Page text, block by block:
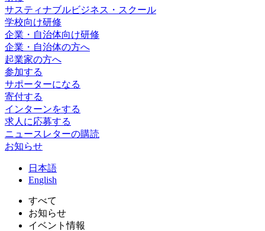
サスティナブルビジネス・スクール
学校向け研修
企業・自治体向け研修
企業・自治体の方へ
起業家の方へ
参加する
サポーターになる
寄付する
インターンをする
求人に応募する
ニュースレターの購読
お知らせ
日 本語
English
すべて
お知らせ
イベント情報